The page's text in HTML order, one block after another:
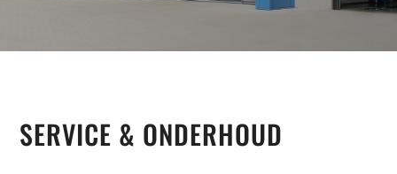
SERVICE & ONDERHOUD